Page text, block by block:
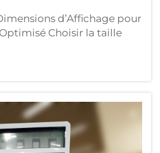
d’Affichage pour
Choisir la taille
personnalisé peut
visuelle,
à des environnements de
Les bonnes